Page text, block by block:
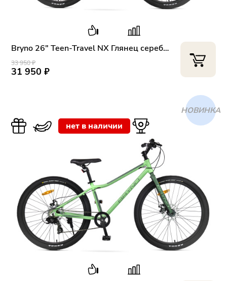
Bryno 26" Teen-Travel NX Глянец серебро-черный
33 950 ₽
31 950 ₽
нет в наличии
ХИТ